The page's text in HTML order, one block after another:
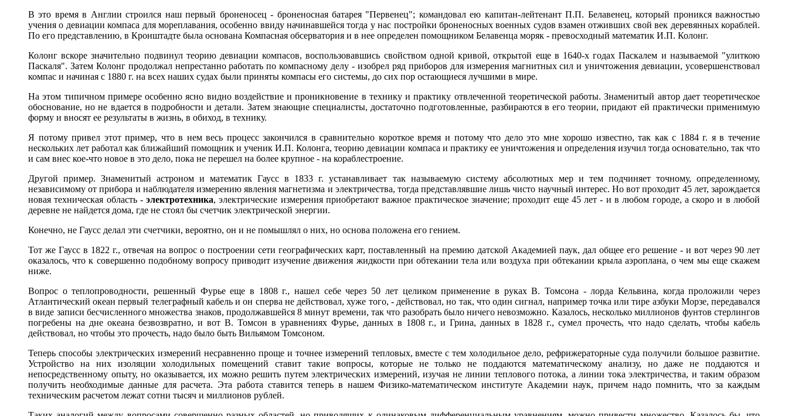
В это время в Англии строился наш первый броненосец - броненосная батарея "Первенец"; командовал ею капитан-лейтенант П.П. Белавенец, который проникся важностью
учения о девиации компаса для мореплавания, особенно ввиду начинавшейся тогда у нас постройки броненосных военных судов взамен отживших свой век деревянных кораблей.
По его представлению, в Кронштадте была основана Компасная обсерватория и в нее определен помощником Белавенца моряк - превосходный математик И.П. Колонг.
Колонг вскоре значительно подвинул теорию девиации компасов, воспользовавшись свойством одной кривой, открытой еще в 1640-х годах Паскалем и называемой "улиткою
Паскаля". Затем Колонг продолжал непрестанно работать по компасному делу - изобрел ряд приборов для измерения магнитных сил и уничтожения девиации, усовершенствовал
компас и начиная с 1880 г. на всех наших судах были приняты компасы его системы, до сих пор остающиеся лучшими в мире.
На этом типичном примере особенно ясно видно воздействие и проникновение в технику и практику отвлеченной теоретической работы. Знаменитый автор дает теоретическое
обоснование, но не вдается в подробности и детали. Затем знающие специалисты, достаточно подготовленные, разбираются в его теории, придают ей практически применимую
форму и вносят ее результаты в жизнь, в обиход, в технику.
Я потому привел этот пример, что в нем весь процесс закончился в сравнительно короткое время и потому что дело это мне хорошо известно, так как с 1884 г. я в течение
нескольких лет работал как ближайший помощник и ученик И.П. Колонга, теорию девиации компаса и практику ее уничтожения и определения изучил тогда основательно, так что
и сам внес кое-что новое в это дело, пока не перешел на более крупное - на кораблестроение.
Другой пример. Знаменитый астроном и математик Гаусс в 1833 г. устанавливает так называемую систему абсолютных мер и тем подчиняет точному, определенному,
независимому от прибора и наблюдателя измерению явления магнетизма и электричества, тогда представлявшие лишь чисто научный интерес. Но вот проходит 45 лет, зарождается
новая техническая область -электротехника, электрические измерения приобретают важное практическое значение; проходит еще 45 лет - и в любом городе, а скоро и в любой
деревне не найдется дома, где не стоял бы счетчик электрической энергии.
Конечно, не Гаусс делал эти счетчики, вероятно, он и не помышлял о них, но основа положена его гением.
Тот же Гаусс в 1822 г., отвечая на вопрос о построении сети географических карт, поставленный на премию датской Академией паук, дал общее его решение - и вот через 90 лет
оказалось, что к совершенно подобному вопросу приводит изучение движения жидкости при обтекании тела или воздуха при обтекании крыла аэроплана, о чем мы еще скажем
ниже.
Вопрос о теплопроводности, решенный Фурье еще в 1808 г., нашел себе через 50 лет целиком применение в руках В. Томсона - лорда Кельвина, когда проложили через
Атлантический океан первый телеграфный кабель и он сперва не действовал, хуже того, - действовал, но так, что один сигнал, например точка или тире азбуки Морзе, передавался
в виде записи бесчисленного множества знаков, продолжавшейся 8 минут времени, так что разобрать было ничего невозможно. Казалось, несколько миллионов фунтов стерлингов
погребены на дне океана безвозвратно, и вот В. Томсон в уравнениях Фурье, данных в 1808 г., и Грина, данных в 1828 г., сумел прочесть, что надо сделать, чтобы кабель
действовал, но чтобы это прочесть, надо было быть Вильямом Томсоном.
Теперь способы электрических измерений несравненно проще и точнее измерений тепловых, вместе с тем холодильное дело, рефрижераторные суда получили большое развитие.
Устройство на них изоляции холодильных помещений ставит такие вопросы, которые не только не поддаются математическому анализу, но даже не поддаются и
непосредственному опыту, но оказывается, их можно решить путем электрических измерений, изучая не линии теплового потока, а линии тока электричества, и таким образом
получить необходимые данные для расчета. Эта работа ставится теперь в нашем Физико-математическом институте Академии наук, причем надо помнить, что за каждым
техническим расчетом лежат сотни тысяч и миллионов рублей.